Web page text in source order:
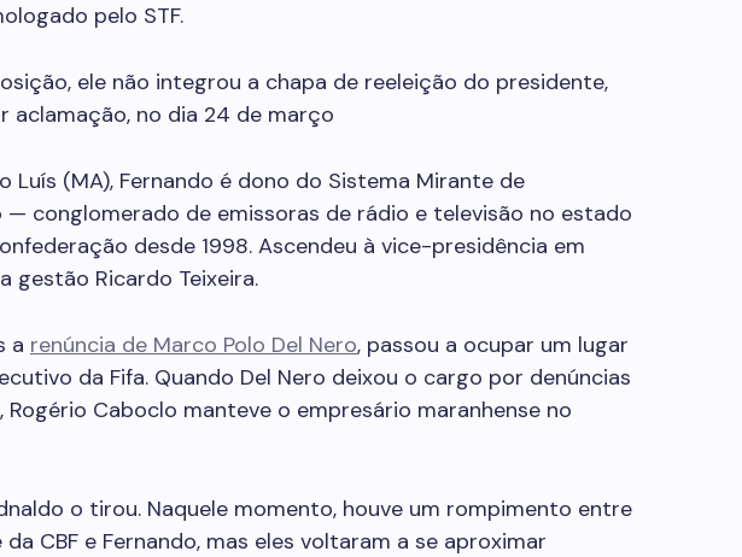
pelo STF.
ele não integrou a chapa de reeleição do presidente,
aclamação, no dia 24 de março
Luís (MA), Fernando é dono do Sistema Mirante de
— conglomerado de emissoras de rádio e televisão no estado
desde 1998. Ascendeu à vice-presidência em
gestão Ricardo Teixeira.
a renúncia de Marco Polo Del Nero, passou a ocupar um lugar
da Fifa. Quando Del Nero deixou o cargo por denúncias
Caboclo manteve o empresário maranhense no
o tirou. Naquele momento, houve um rompimento entre
CBF e Fernando, mas eles voltaram a se aproximar